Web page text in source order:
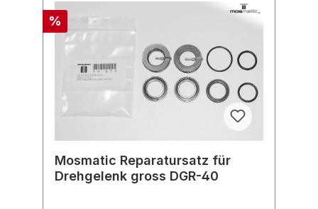
%
Mosmatic Reparatursatz für
Drehgelenk gross DGR-40